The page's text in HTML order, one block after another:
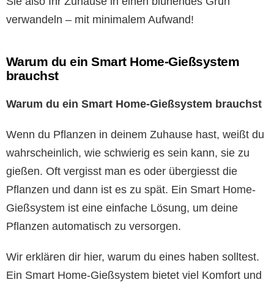
verwandeln – mit minimalem Aufwand!
Warum du ein Smart Home-Gießsystem
brauchst
Warum du ein Smart Home-Gießsystem brauchst
Wenn du Pflanzen in deinem Zuhause hast, weißt du
wahrscheinlich, wie schwierig es sein kann, sie zu
gießen. Oft vergisst man es oder übergiesst die
Pflanzen und dann ist es zu spät. Ein Smart Home-
Gießsystem ist eine einfache Lösung, um deine
Pflanzen automatisch zu versorgen.
Wir erklären dir hier, warum du eines haben solltest.
Ein Smart Home-Gießsystem bietet viel Komfort und